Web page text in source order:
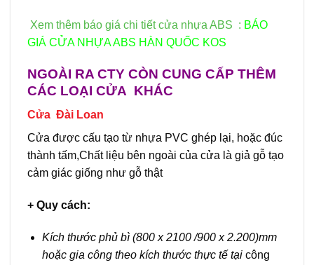
Xem thêm báo giá chi tiết cửa nhựa ABS : BÁO
GIÁ CỬA NHỰA ABS HÀN QUỐC KOS
NGOÀI RA CTY CÒN CUNG CẤP THÊM
CÁC LOẠI CỬA KHÁC
Cửa Đài Loan
Cửa được cấu tạo từ nhựa PVC ghép lại, hoặc đúc
thành tấm,Chất liệu bên ngoài của cửa là giả gỗ tạo
cảm giác giống như gỗ thật
+ Quy cách:
Kích thước phủ bì (800 x 2100 /900 x 2.200)mm
hoặc gia công theo kích thước thực tế tại công